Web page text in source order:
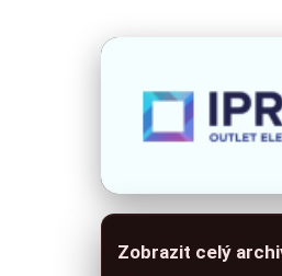
Zobrazit celý